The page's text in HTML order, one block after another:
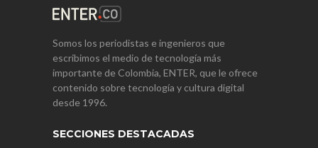
Somos los periodistas e ingenieros que
escribimos el medio de tecnología más
importante de Colombia, ENTER, que le ofrece
contenido sobre tecnología y cultura digital
desde 1996.
SECCIONES DESTACADAS